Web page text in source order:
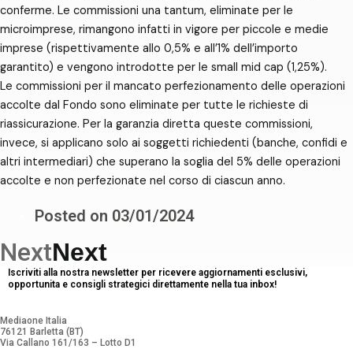
conferme. Le commissioni una tantum, eliminate per le
microimprese, rimangono infatti in vigore per piccole e medie
imprese (rispettivamente allo 0,5% e all’1% dell’importo
garantito) e vengono introdotte per le small mid cap (1,25%).
Le commissioni per il mancato perfezionamento delle operazioni
accolte dal Fondo sono eliminate per tutte le richieste di
riassicurazione. Per la garanzia diretta queste commissioni,
invece, si applicano solo ai soggetti richiedenti (banche, confidi e
altri intermediari) che superano la soglia del 5% delle operazioni
accolte e non perfezionate nel corso di ciascun anno.
Posted on 03/01/2024
NextNext
Iscriviti alla nostra newsletter per ricevere aggiornamenti esclusivi,
opportunita e consigli strategici direttamente nella tua inbox!
Mediaone Italia
76121 Barletta (BT)
Via Callano 161/163 – Lotto D1